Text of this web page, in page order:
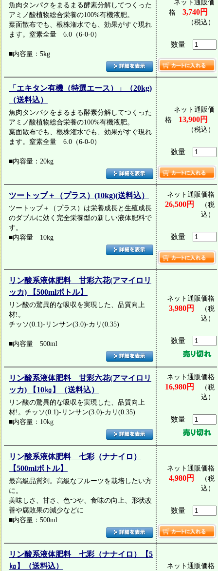
魚肉タンパクをまるまる酵素分解してつくった
アミノ酸植物総合栄養の100%有機液肥。
葉面散布でも、根株潅水でも、効果がすぐ現れ
ます。窒素全量 6.0（6-0-0）
■内容量：5kg
ネット通販価
格 3,740円
（税込）
数量
「エキタン有機（特選エース）」（20kg)
（送料込）
魚肉タンパクをまるまる酵素分解してつくった
アミノ酸植物総合栄養の100%有機液肥。
葉面散布でも、根株潅水でも、効果がすぐ現れ
ます。窒素全量 6.0（6-0-0）
■内容量：20kg
ネット通販価
格 13,900円
（税込）
数量
ツートップ＋（プラス）(10kg)(送料込）
ツートップ＋（プラス）は栄養成長と生殖成長
のダブルに効く完全栄養型の新しい液体肥料で
す。
■内容量 10kg
ネット通販価格
26,500円
（税
込）
数量
リン酸系液体肥料 甘彩六花(アマイロリ
ッカ) 【500mlボトル】
リン酸の驚異的な吸収を実現した、品質向上
材!。
チッソ(0.1)-リンサン(3.0)-カリ(0.35)
■内容量 500ml
ネット通販価格
3,980円
（税
込）
数量
リン酸系液体肥料 甘彩六花(アマイロリ
ッカ) 【10㎏】（送料込）
リン酸の驚異的な吸収を実現した、品質向上
材!。チッソ(0.1)-リンサン(3.0)-カリ(0.35)
■内容量：10kg
ネット通販価格
16,980円
（税
込）
数量
リン酸系液体肥料 七彩（ナナイロ）
【500mlボトル】
最高級品質剤。高級なフルーツを栽培したい方
に。
美味しさ、甘さ、色つや、食味の向上、形状改
善や腐敗果の減少などに
■内容量：500ml
ネット通販価格
4,980円
（税
込）
数量
リン酸系液体肥料 七彩（ナナイロ）【5
㎏】（送料込）
ネット通販価格